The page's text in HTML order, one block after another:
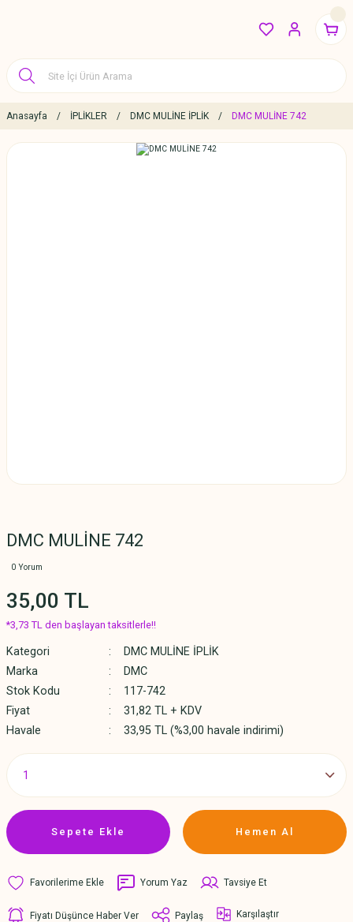
Anasayfa İPLİKLER DMC MULİNE İPLİK DMC MULİNE 742
DMC MULİNE 742
0 Yorum
35,00 TL
*3,73 TL den başlayan taksitlerle!!
Kategori
DMC MULİNE İPLİK
Marka
DMC
Stok Kodu
117-742
Fiyat
31,82 TL + KDV
Havale
33,95 TL (%3,00 havale indirimi)
Sepete Ekle Hemen Al
Yorum Yaz Tavsiye Et
Fiyatı Düşünce Haber Ver Paylaş Karşılaştır